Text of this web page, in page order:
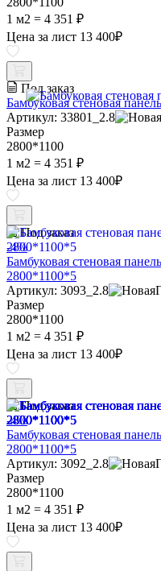
1 м2 = 4 351 ₽
Цена за лист 13 400₽
Под заказ
Бамбуковая стеновая
Артикул: 33801_2.8
Размер
2800*1100
1 м2 = 4 351 ₽
Цена за лист 13 400₽
Под заказ
-4%
Бамбуковая стеновая
2800*1100*5
Артикул: 3093_2.8
Размер
2800*1100
1 м2 = 4 351 ₽
Цена за лист 13 400₽
Под заказ
-4%
Бамбуковая стеновая
2800*1100*5
Артикул: 3092_2.8
Размер
2800*1100
1 м2 = 4 351 ₽
Цена за лист 13 400₽